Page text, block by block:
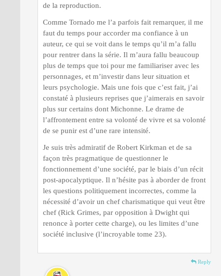
de la reproduction.
Comme Tornado me l’a parfois fait remarquer, il me
faut du temps pour accorder ma confiance à un
auteur, ce qui se voit dans le temps qu’il m’a fallu
pour rentrer dans la série. Il m’aura fallu beaucoup
plus de temps que toi pour me familiariser avec les
personnages, et m’investir dans leur situation et
leurs psychologie. Mais une fois que c’est fait, j’ai
constaté à plusieurs reprises que j’aimerais en savoir
plus sur certains dont Michonne. Le drame de
l’affrontement entre sa volonté de vivre et sa volonté
de se punir est d’une rare intensité.
Je suis très admiratif de Robert Kirkman et de sa
façon très pragmatique de questionner le
fonctionnement d’une société, par le biais d’un récit
post-apocalyptique. Il n’hésite pas à aborder de front
les questions politiquement incorrectes, comme la
nécessité d’avoir un chef charismatique qui veut être
chef (Rick Grimes, par opposition à Dwight qui
renonce à porter cette charge), ou les limites d’une
société inclusive (l’incroyable tome 23).
Reply